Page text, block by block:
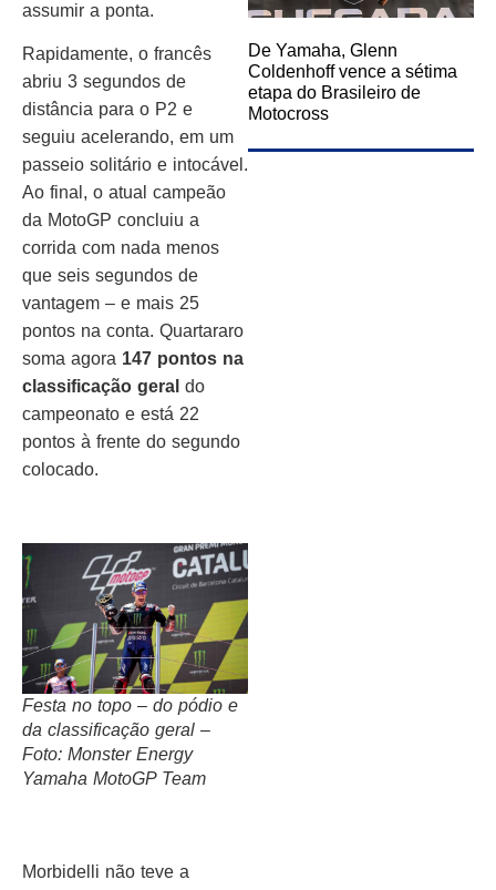
assumir a ponta.
Rapidamente, o francês
abriu 3 segundos de
distância para o P2 e
seguiu acelerando, em um
passeio solitário e intocável.
Ao final, o atual campeão
da MotoGP concluiu a
corrida com nada menos
que seis segundos de
vantagem – e mais 25
pontos na conta. Quartararo
soma agora 147 pontos na
classificação geral do
campeonato e está 22
pontos à frente do segundo
colocado.
Festa no topo – do pódio e
da classificação geral –
Foto: Monster Energy
Yamaha MotoGP Team
Morbidelli não teve a
De Yamaha, Glenn
Coldenhoff vence a sétima
etapa do Brasileiro de
Motocross